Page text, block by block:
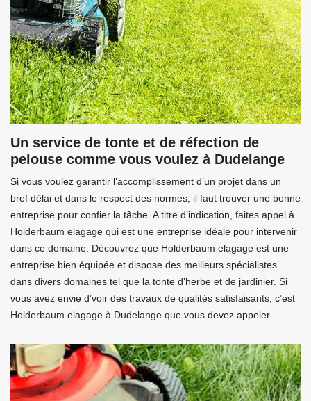
Un service de tonte et de réfection de
pelouse comme vous voulez à Dudelange
Si vous voulez garantir l’accomplissement d’un projet dans un
bref délai et dans le respect des normes, il faut trouver une bonne
entreprise pour confier la tâche. A titre d’indication, faites appel à
Holderbaum elagage qui est une entreprise idéale pour intervenir
dans ce domaine. Découvrez que Holderbaum elagage est une
entreprise bien équipée et dispose des meilleurs spécialistes
dans divers domaines tel que la tonte d’herbe et de jardinier. Si
vous avez envie d’voir des travaux de qualités satisfaisants, c’est
Holderbaum elagage à Dudelange que vous devez appeler.